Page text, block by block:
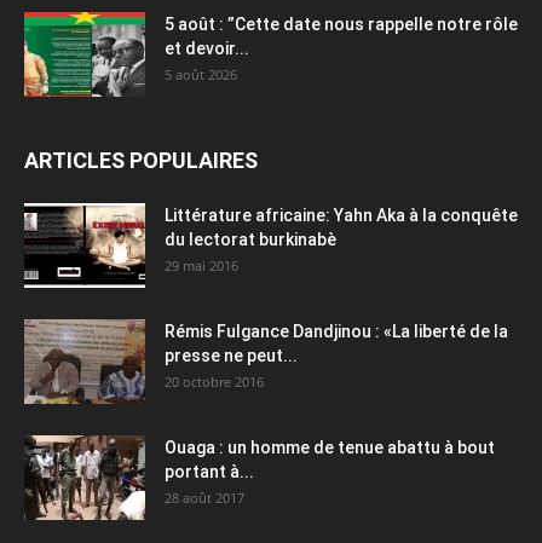
5 août : ”Cette date nous rappelle notre rôle
et devoir...
5 août 2026
ARTICLES POPULAIRES
Littérature africaine: Yahn Aka à la conquête
du lectorat burkinabè
29 mai 2016
Rémis Fulgance Dandjinou : «La liberté de la
presse ne peut...
20 octobre 2016
Ouaga : un homme de tenue abattu à bout
portant à...
28 août 2017